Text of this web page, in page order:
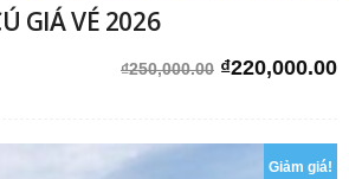
GIÁ VÉ 2026
₫250,000.00 Giá
₫250,000.00.
₫220,000.00
Giảm giá!